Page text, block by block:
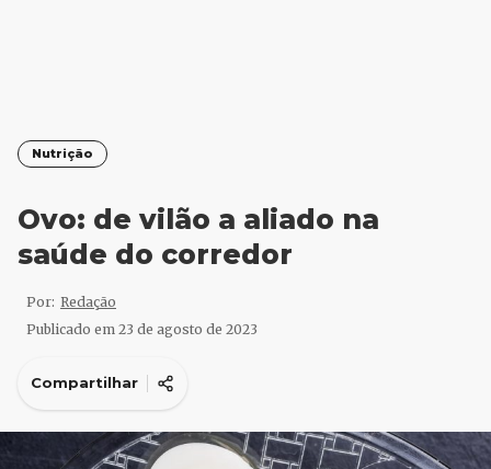
Nutrição
Ovo: de vilão a aliado na
saúde do corredor
Por: Redação
Publicado em 23 de agosto de 2023
Compartilhar